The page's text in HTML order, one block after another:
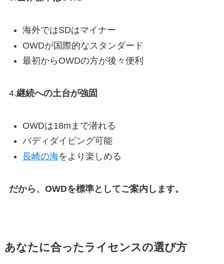
海外ではSDはマイナー
OWDが国際的なスタンダード
最初からOWDの方が後々便利
4.継続への土台が強固
OWDは18mまで潜れる
バディダイビング可能
長崎の海をより楽しめる
だから、OWDを標準としてご案内します。
あなたに合ったライセンスの選び方